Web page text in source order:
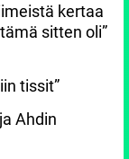
kertaa
sitten oli”
tissit”
Ahdin